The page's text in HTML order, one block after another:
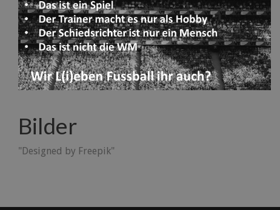
Bilder
"Designed by Freepik"